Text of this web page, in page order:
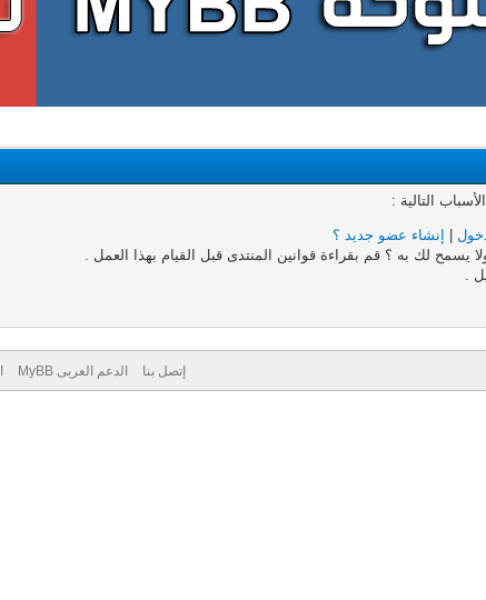
التالية :
إنشاء عضو جديد ؟
لك به ؟ قم بقراءة قوانين المنتدى قبل القيام بهذا العمل .
.
إتصل بنا الدعم العربى MyBB